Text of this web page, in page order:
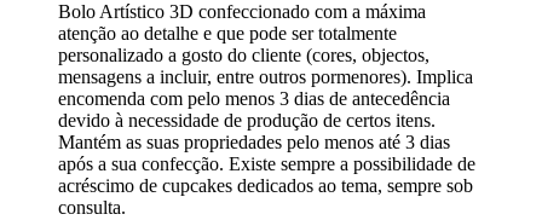
Bolo Artístico 3D confeccionado com a máxima
atenção ao detalhe e que pode ser totalmente
personalizado a gosto do cliente (cores, objectos,
mensagens a incluir, entre outros pormenores). Implica
encomenda com pelo menos 3 dias de antecedência
devido à necessidade de produção de certos itens.
Mantém as suas propriedades pelo menos até 3 dias
após a sua confecção. Existe sempre a possibilidade de
acréscimo de cupcakes dedicados ao tema, sempre sob
consulta.